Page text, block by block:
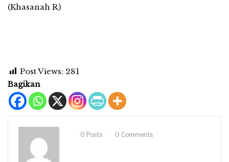
(Khasanah R)
Post Views: 281
Bagikan
0 Posts 0 Comments